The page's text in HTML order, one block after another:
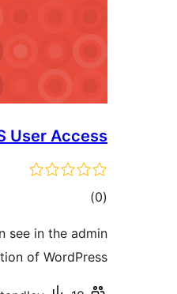
User Access
(0 مجموع)
see in the admin
of WordPress